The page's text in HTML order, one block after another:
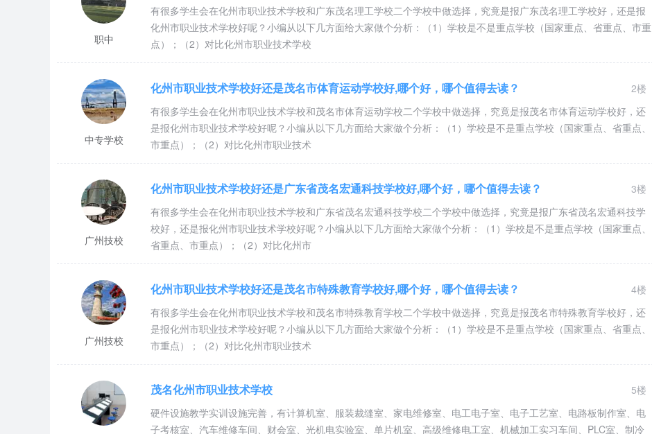
职中
有很多学生会在化州市职业技术学校和广东茂名理工学校二个学校中做选择，究竟是报广东茂名理工学校好，还是报
化州市职业技术学校好呢？小编从以下几方面给大家做个分析：（1）学校是不是重点学校（国家重点、省重点、市重
点）；（2）对比化州市职业技术学校
中专学校
化州市职业技术学校好还是茂名市体育运动学校好,哪个好，哪个值得去读？
2楼
有很多学生会在化州市职业技术学校和茂名市体育运动学校二个学校中做选择，究竟是报茂名市体育运动学校好，还
是报化州市职业技术学校好呢？小编从以下几方面给大家做个分析：（1）学校是不是重点学校（国家重点、省重点、
市重点）；（2）对比化州市职业技术
广州技校
化州市职业技术学校好还是广东省茂名宏通科技学校好,哪个好，哪个值得去读？
3楼
有很多学生会在化州市职业技术学校和广东省茂名宏通科技学校二个学校中做选择，究竟是报广东省茂名宏通科技学
校好，还是报化州市职业技术学校好呢？小编从以下几方面给大家做个分析：（1）学校是不是重点学校（国家重点、
省重点、市重点）；（2）对比化州市
广州技校
化州市职业技术学校好还是茂名市特殊教育学校好,哪个好，哪个值得去读？
4楼
有很多学生会在化州市职业技术学校和茂名市特殊教育学校二个学校中做选择，究竟是报茂名市特殊教育学校好，还
是报化州市职业技术学校好呢？小编从以下几方面给大家做个分析：（1）学校是不是重点学校（国家重点、省重点、
市重点）；（2）对比化州市职业技术
茂名化州市职业技术学校
5楼
硬件设施教学实训设施完善，有计算机室、服装裁缝室、家电维修室、电工电子室、电子工艺室、电路板制作室、电
子考核室、汽车维修车间、财会室、光机电实验室、单片机室、高级维修电工室、机械加工实习车间、PLC室、制冷